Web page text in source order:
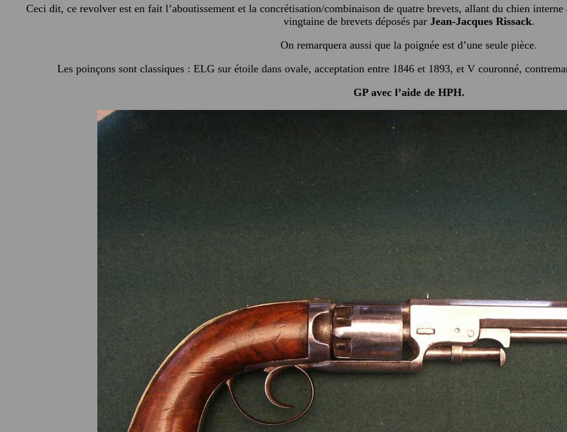
Ceci dit, ce revolver est en fait l’aboutissement et la concrétisation/combinaison de quatre brevets, allant du chien
vingtaine de brevets déposés par Jean-Jacques Rissack.
On remarquera aussi que la poignée est d’une seule pièce.
Les poinçons sont classiques : ELG sur étoile dans ovale, acceptation entre 1846 et 1893, et V couronné,
GP avec l’aide de HPH.